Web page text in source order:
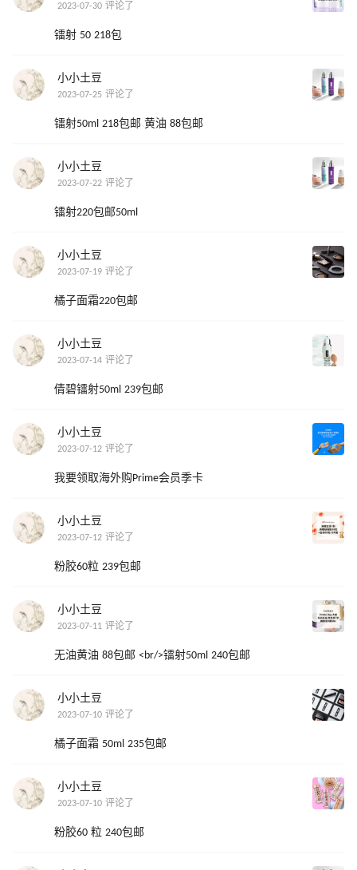
2023-07-30 评论了
镭射 50 218包
小小土豆
2023-07-25 评论了
镭射50ml 218包邮 黄油 88包邮
小小土豆
2023-07-22 评论了
镭射220包邮50ml
小小土豆
2023-07-19 评论了
橘子面霜220包邮
小小土豆
2023-07-14 评论了
倩碧镭射50ml 239包邮
小小土豆
2023-07-12 评论了
我要领取海外购Prime会员季卡
小小土豆
2023-07-12 评论了
粉胶60粒 239包邮
小小土豆
2023-07-11 评论了
无油黄油 88包邮 <br/>镭射50ml 240包邮
小小土豆
2023-07-10 评论了
橘子面霜 50ml 235包邮
小小土豆
2023-07-10 评论了
粉胶60 粒 240包邮